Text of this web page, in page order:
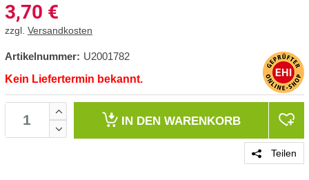
3,70 €
zzgl. Versandkosten
Artikelnummer: U2001782
Kein Liefertermin bekannt.
IN DEN WARENKORB
Teilen